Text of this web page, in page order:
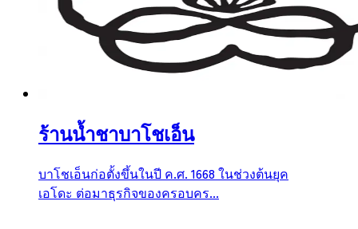
ร้านน้ำชาบาโชเอ็น
บาโชเอ็นก่อตั้งขึ้นในปี ค.ศ. 1668 ในช่วงต้นยุค
เอโดะ ต่อมาธุรกิจของครอบคร...